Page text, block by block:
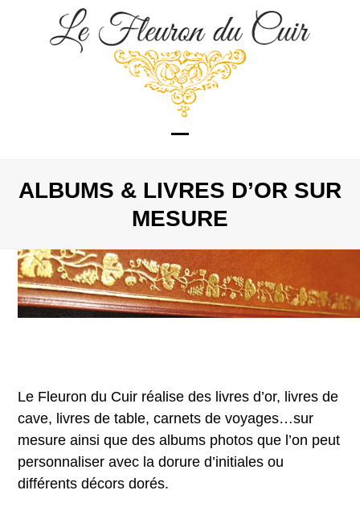
mobile
menu
mobile
menu
ALBUMS & LIVRES D’OR SUR
MESURE
Le Fleuron du Cuir réalise des livres d’or, livres de
cave, livres de table, carnets de voyages…sur
mesure ainsi que des albums photos que l’on peut
personnaliser avec la dorure d’initiales ou
différents décors dorés.